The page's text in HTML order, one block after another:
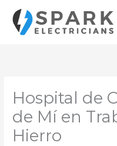
contenido
Hospital de
de Mí en
Hierro